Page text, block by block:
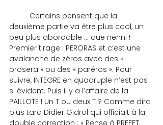
deuxième partie va être plus cool, un
peu plus abordable … que nenni !
Premier tirage : PERORAS et c’est une
avalanche de zéros avec des «
prosera » ou des « paréros ». Pour
suivre, INTEGRE en quadruple n’est pas
si évident. Puis il y a l’affaire de la
PAILLOTE ! Un T ou deux T ? Comme dira
plus tard Didier Gidrol qui officiait à la
double correction : « Pense à PREFET